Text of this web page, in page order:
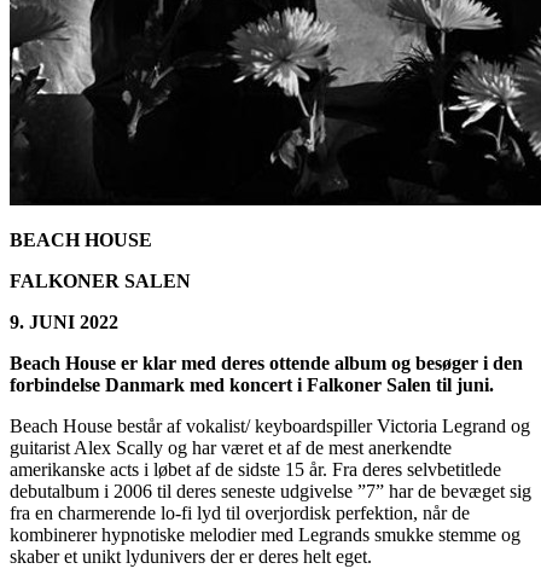
BEACH HOUSE
FALKONER SALEN
9. JUNI 2022
Beach House er klar med deres ottende album og besøger i den
forbindelse Danmark med koncert i Falkoner Salen til juni.
Beach House består af vokalist/ keyboardspiller Victoria Legrand og
guitarist Alex Scally og har været et af de mest anerkendte
amerikanske acts i løbet af de sidste 15 år. Fra deres selvbetitlede
debutalbum i 2006 til deres seneste udgivelse ”7” har de bevæget sig
fra en charmerende lo-fi lyd til overjordisk perfektion, når de
kombinerer hypnotiske melodier med Legrands smukke stemme og
skaber et unikt lydunivers der er deres helt eget.